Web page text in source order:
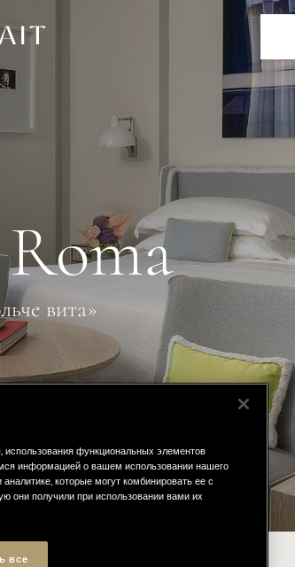
вита»
использования функциональных элементов
информацией о вашем использовании нашего
которые могут комбинировать ее с
они получили при использовании вами их
все